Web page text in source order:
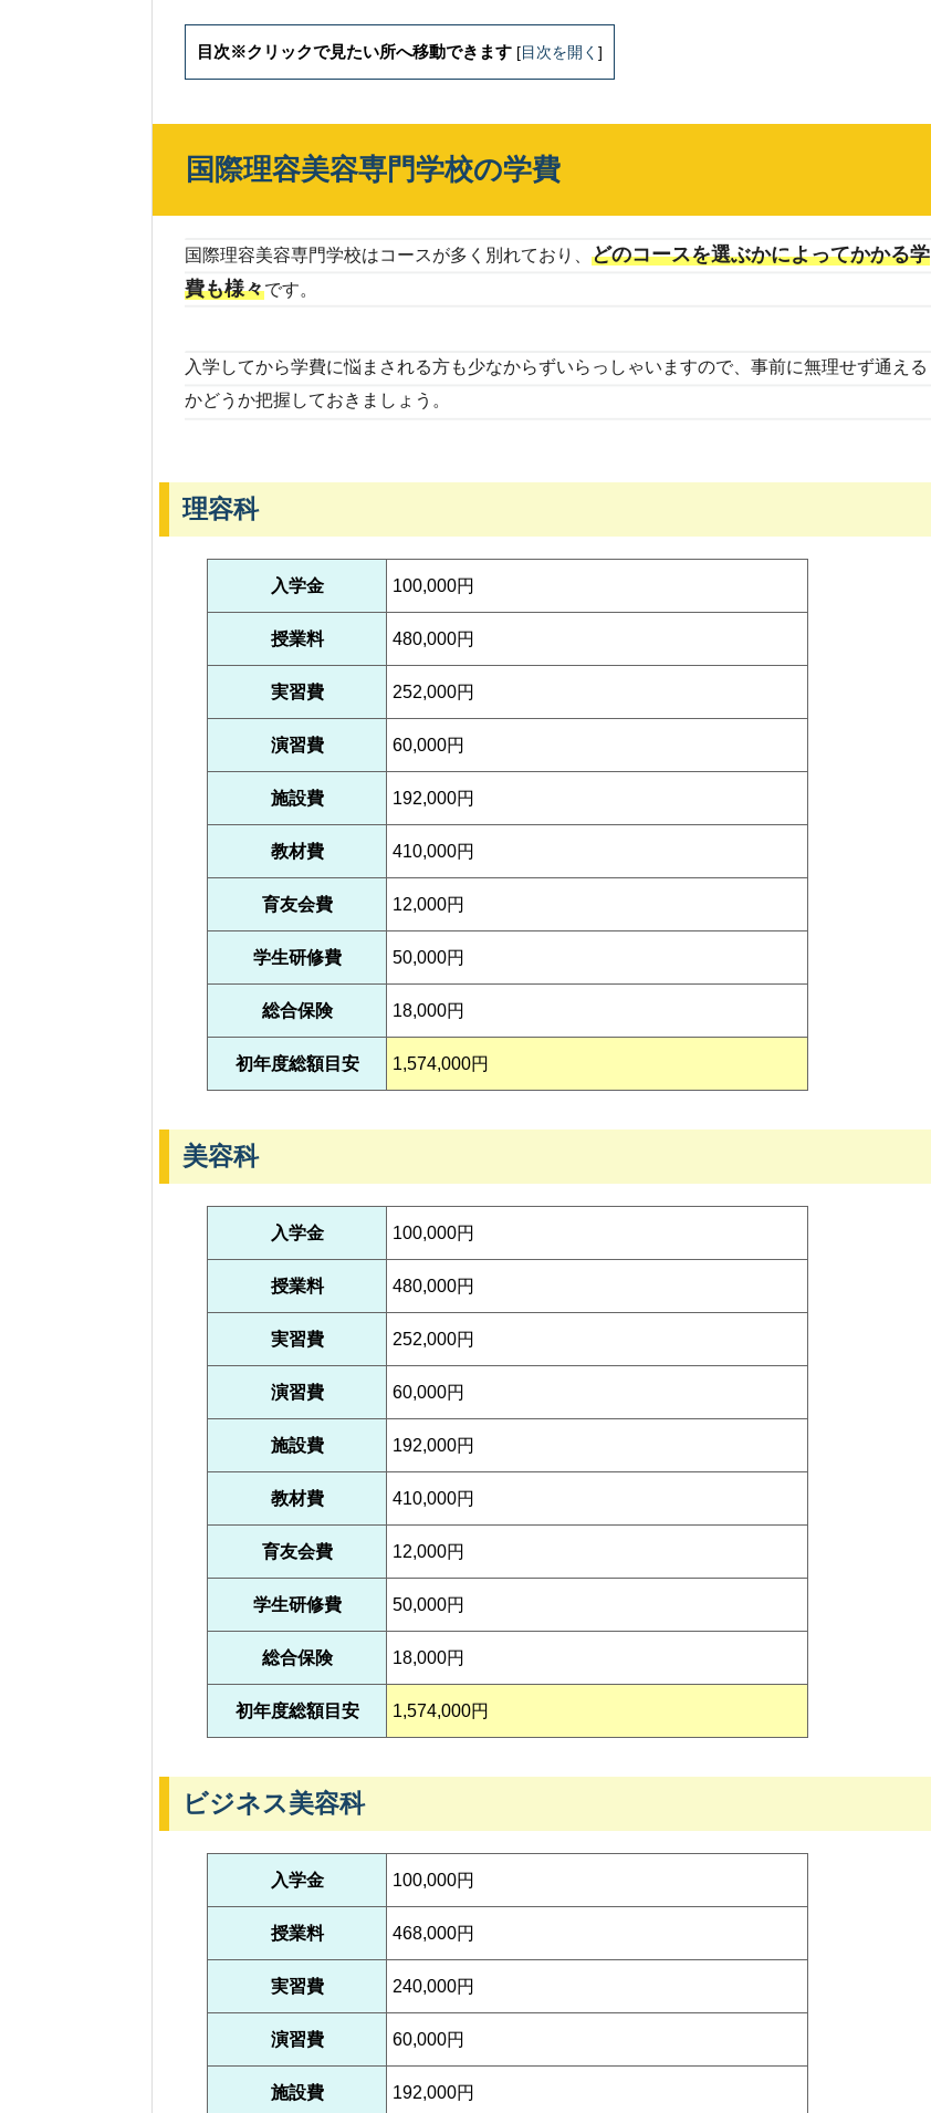
目次※クリックで見たい所へ移動できます [ 目次を開く ]
国際理容美容専門学校の学費
国際理容美容専門学校はコースが多く別れており、 どのコースを選ぶかによってかかる学
費も様々です。
入学してから学費に悩まされる方も少なからずいらっしゃいますので、事前に無理せず通える
かどうか把握しておきましょう。
理容科
入学金 100,000円
授業料 480,000円
実習費 252,000円
演習費 60,000円
施設費 192,000円
教材費 410,000円
育友会費 12,000円
学生研修費 50,000円
総合保険 18,000円
初年度総額目安 1,574,000円
美容科
入学金 100,000円
授業料 480,000円
実習費 252,000円
演習費 60,000円
施設費 192,000円
教材費 410,000円
育友会費 12,000円
学生研修費 50,000円
総合保険 18,000円
初年度総額目安 1,574,000円
ビジネス美容科
入学金 100,000円
授業料 468,000円
実習費 240,000円
演習費 60,000円
施設費 192,000円